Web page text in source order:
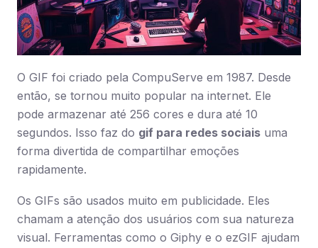
O GIF foi criado pela CompuServe em 1987. Desde
então, se tornou muito popular na internet. Ele
pode armazenar até 256 cores e dura até 10
segundos. Isso faz do gif para redes sociais uma
forma divertida de compartilhar emoções
rapidamente.
Os GIFs são usados muito em publicidade. Eles
chamam a atenção dos usuários com sua natureza
visual. Ferramentas como o Giphy e o ezGIF ajudam